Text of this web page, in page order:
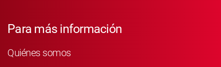
Para más información
Quiénes somos